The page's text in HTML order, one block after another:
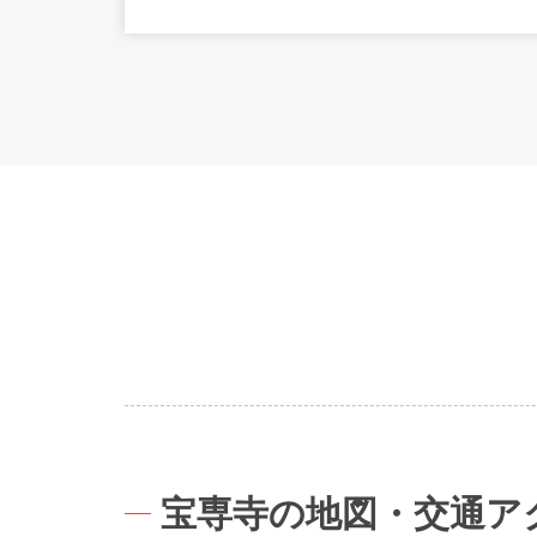
宝専寺の地図・交通ア